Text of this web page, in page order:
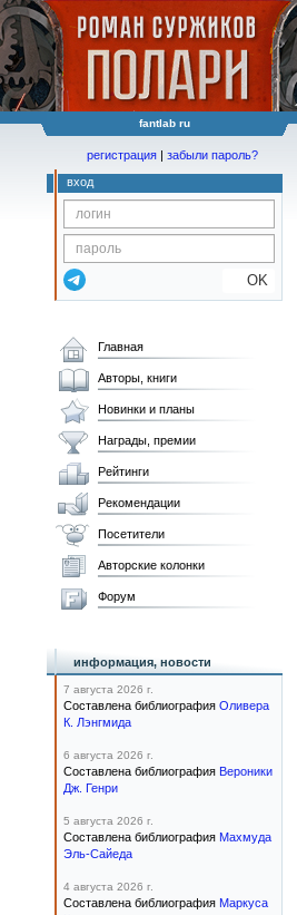
fantlab ru
регистрация | забыли пароль?
вход
OK
Главная
Авторы, книги
Новинки и планы
Награды, премии
Рейтинги
Рекомендации
Посетители
Авторские колонки
Форум
информация, новости
7 августа 2026 г.
Составлена библиография Оливера
К. Лэнгмида
6 августа 2026 г.
Составлена библиография Вероники
Дж. Генри
5 августа 2026 г.
Составлена библиография Махмуда
Эль-Сайеда
4 августа 2026 г.
Составлена библиография Маркуса